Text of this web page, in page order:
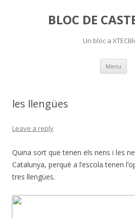
BLOC DE
Un bloc a
Menu Skip
les llengües
Leave a reply
Quina sort que tenen els nens i les
Catalunya, perquè a l’escola tenen
tres llengües.